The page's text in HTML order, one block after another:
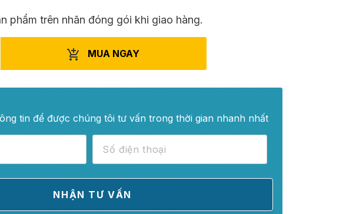
phẩm trên nhãn đóng gói khi giao hàng.
MUA NGAY
tin để được chúng tôi tư vấn trong thời gian nhanh nhất